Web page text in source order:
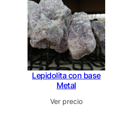
Lepidolita con base
Metal
Ver precio